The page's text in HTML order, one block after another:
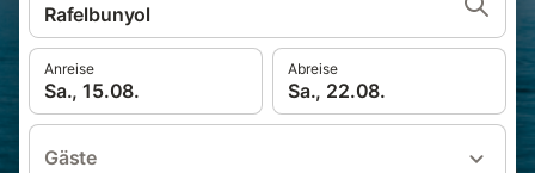
Rafelbunyol
Anreise
Sa., 15.08.
Abreise
Sa., 22.08.
Gäste